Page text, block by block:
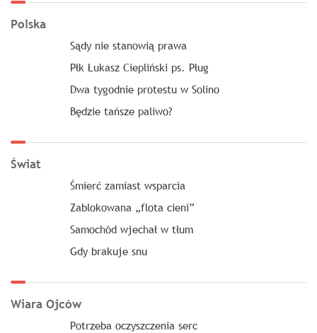
Polska
Sądy nie stanowią prawa
Płk Łukasz Ciepliński ps. Pług
Dwa tygodnie protestu w Solino
Będzie tańsze paliwo?
Świat
Śmierć zamiast wsparcia
Zablokowana „flota cieni”
Samochód wjechał w tłum
Gdy brakuje snu
Wiara Ojców
Potrzeba oczyszczenia serc